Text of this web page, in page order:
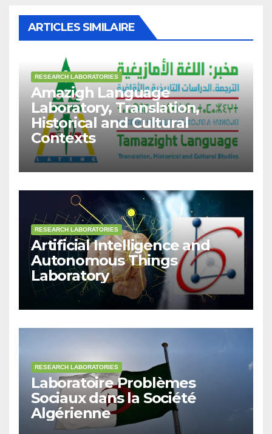
ARTICLES SIMILAIRE
RESEARCH LABORATORIES
Amazigh Language
Laboratory, Translation,
Historical and Cultural
Contexts
RESEARCH LABORATORIES
Artificial Intelligence and
Autonomous Things
Laboratory
RESEARCH LABORATORIES
Laboratoire Problèmes
Sociaux dans la Société
Algérienne